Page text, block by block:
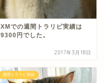
XMでの週間トラリピ実績は
9300円でした。
2017年3月18日
週間トラリピ実績